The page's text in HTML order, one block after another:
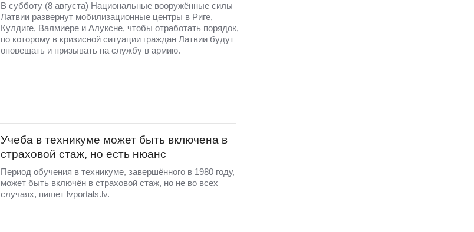
В субботу (8 августа) Национальные вооружённые силы
Латвии развернут мобилизационные центры в Риге,
Кулдиге, Валмиере и Алуксне, чтобы отработать порядок,
по которому в кризисной ситуации граждан Латвии будут
оповещать и призывать на службу в армию.
Учеба в техникуме может быть включена в
страховой стаж, но есть нюанс
Период обучения в техникуме, завершённого в 1980 году,
может быть включён в страховой стаж, но не во всех
случаях, пишет lvportals.lv.